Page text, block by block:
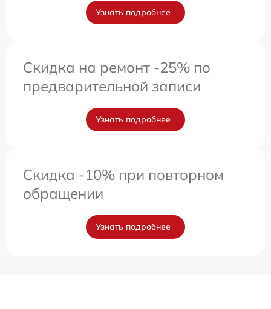
Узнать подробнее
Скидка на ремонт -25% по
предварительной записи
Узнать подробнее
Скидка -10% при повторном
обращении
Узнать подробнее